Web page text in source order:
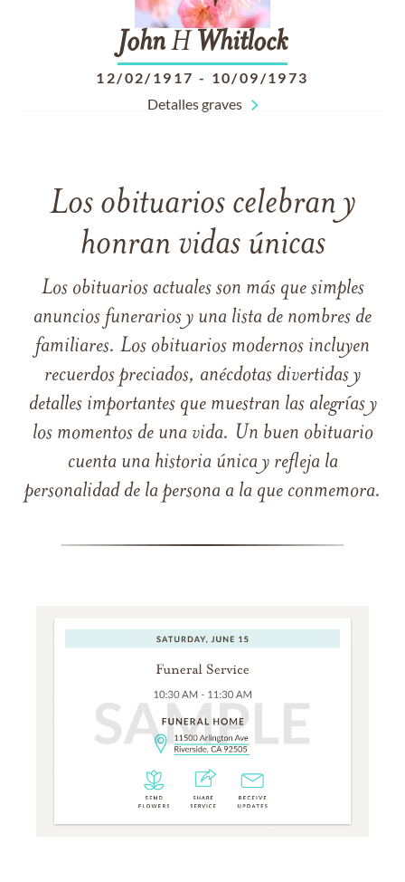
JohnH Whitlock
12/02/1917 - 10/09/1973
Detalles graves
Los obituarios celebran y
honran vidas únicas
Los obituarios actuales son más que simples
anuncios funerarios y una lista de nombres de
familiares. Los obituarios modernos incluyen
recuerdos preciados, anécdotas divertidas y
detalles importantes que muestran las alegrías y
los momentos de una vida. Un buen obituario
cuenta una historia única y refleja la
personalidad de la persona a la que conmemora.